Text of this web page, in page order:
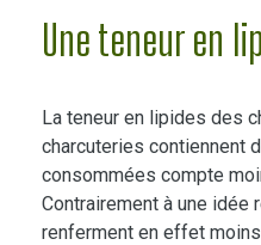
Une teneur en
La teneur en lipides des
charcuteries contiennent
consommées compte
Contrairement à une idée
renferment en effet